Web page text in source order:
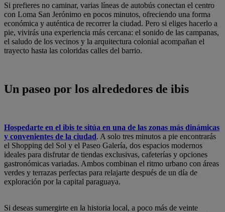
Si prefieres no caminar, varias líneas de autobús conectan el centro
con Loma San Jerónimo en pocos minutos, ofreciendo una forma
económica y auténtica de recorrer la ciudad. Pero si eliges hacerlo a
pie, vivirás una experiencia más cercana: el sonido de las campanas,
el saludo de los vecinos y la arquitectura colonial acompañan el
trayecto hasta las coloridas calles del barrio.
Un paseo por los alrededores de ibis
Hospedarte en el ibis te sitúa en una de las zonas más dinámicas
y convenientes de la ciudad. A solo tres minutos a pie encontrarás
el Shopping del Sol y el Paseo Galería, dos espacios modernos
ideales para disfrutar de tiendas exclusivas, cafeterías y opciones
gastronómicas variadas. Ambos combinan el ritmo urbano con áreas
verdes y terrazas perfectas para relajarte después de un día de
exploración por la capital paraguaya.
Si deseas sumergirte en la historia local, a poco más de veinte